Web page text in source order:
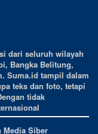
dari seluruh wilayah
Bangka Belitung,
Suma.id tampil dalam
teks dan foto, tetapi
tidak
Media Siber